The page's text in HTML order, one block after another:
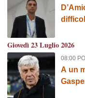
Giovedì 23 Luglio 2026
08:00
A un